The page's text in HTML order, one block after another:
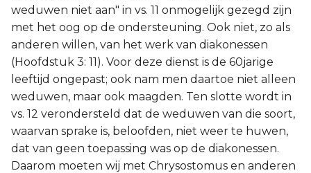
weduwen niet aan" in vs. 11 onmogelijk gezegd zijn
met het oog op de ondersteuning. Ook niet, zo als
anderen willen, van het werk van diakonessen
(Hoofdstuk 3: 11). Voor deze dienst is de 60jarige
leeftijd ongepast; ook nam men daartoe niet alleen
weduwen, maar ook maagden. Ten slotte wordt in
vs. 12 verondersteld dat de weduwen van die soort,
waarvan sprake is, beloofden, niet weer te huwen,
dat van geen toepassing was op de diakonessen.
Daarom moeten wij met Chrysostomus en anderen